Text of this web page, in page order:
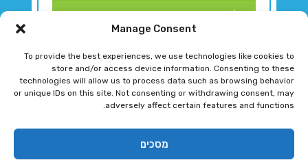
Manage Consent
To provide the best experiences, we use technologies like cookies to
store and/or access device information. Consenting to these
technologies will allow us to process data such as browsing behavior
or unique IDs on this site. Not consenting or withdrawing consent, may
adversely affect certain features and functions.
מסכים